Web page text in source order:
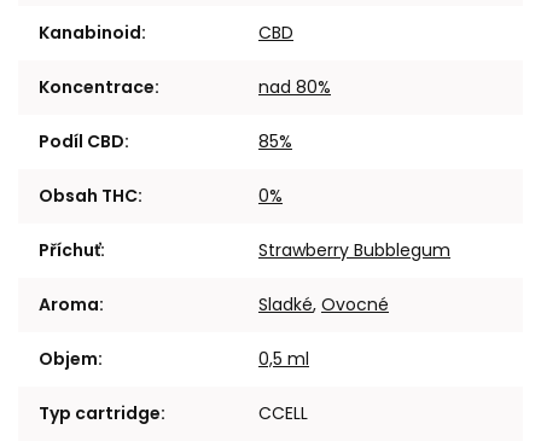
Kanabinoid: CBD
Koncentrace: nad 80%
Podíl CBD: 85%
Obsah THC: 0%
Příchuť: Strawberry Bubblegum
Aroma: Sladké, Ovocné
Objem: 0,5 ml
Typ cartridge: CCELL